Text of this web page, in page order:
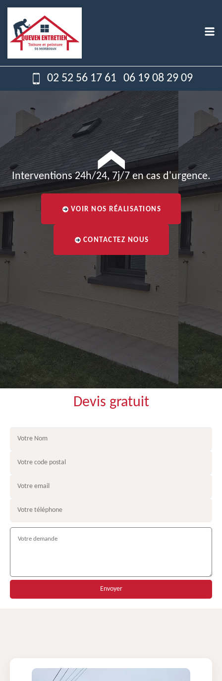
02 52 56 17 61 06 19 08 29 09
Interventions 24h/24, 7j/7 en cas d'urgence.
VOIR NOS RÉALISATIONS
CONTACTEZ NOUS
Devis gratuit